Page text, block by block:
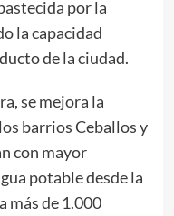
por la
la capacidad
de la ciudad.
se mejora la
barrios Ceballos y
con mayor
potable desde la
más de 1.000